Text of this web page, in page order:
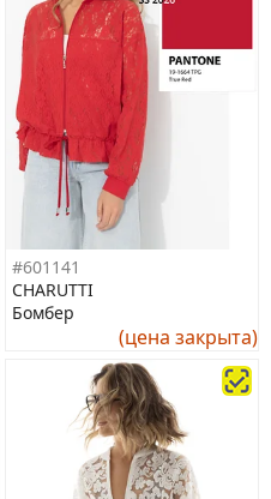
#601141
CHARUTTI
Бомбер
(цена закрыта)